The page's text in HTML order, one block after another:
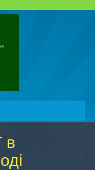
в